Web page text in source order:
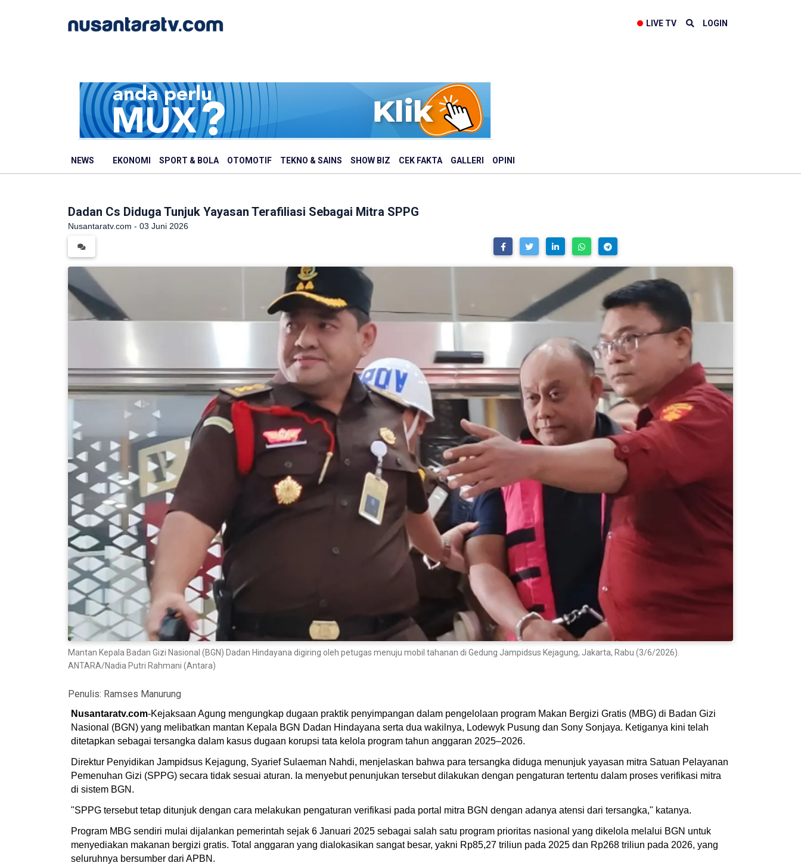
LIVE TV LOGIN
NEWS EKONOMI SPORT & BOLA OTOMOTIF TEKNO & SAINS SHOW BIZ CEK FAKTA GALLERI OPINI
Dadan Cs Diduga Tunjuk Yayasan Terafiliasi Sebagai Mitra SPPG
Nusantaratv.com - 03 Juni 2026
Mantan Kepala Badan Gizi Nasional (BGN) Dadan Hindayana digiring oleh petugas menuju mobil tahanan di Gedung Jampidsus Kejagung, Jakarta, Rabu (3/6/2026).
ANTARA/Nadia Putri Rahmani (Antara)
Penulis: Ramses Manurung
Nusantaratv.com-Kejaksaan Agung mengungkap dugaan praktik penyimpangan dalam pengelolaan program Makan Bergizi Gratis (MBG) di Badan Gizi
Nasional (BGN) yang melibatkan mantan Kepala BGN Dadan Hindayana serta dua wakilnya, Lodewyk Pusung dan Sony Sonjaya. Ketiganya kini telah
ditetapkan sebagai tersangka dalam kasus dugaan korupsi tata kelola program tahun anggaran 2025–2026.
Direktur Penyidikan Jampidsus Kejagung, Syarief Sulaeman Nahdi, menjelaskan bahwa para tersangka diduga menunjuk yayasan mitra Satuan Pelayanan
Pemenuhan Gizi (SPPG) secara tidak sesuai aturan. Ia menyebut penunjukan tersebut dilakukan dengan pengaturan tertentu dalam proses verifikasi mitra
di sistem BGN.
"SPPG tersebut tetap ditunjuk dengan cara melakukan pengaturan verifikasi pada portal mitra BGN dengan adanya atensi dari tersangka," katanya.
Program MBG sendiri mulai dijalankan pemerintah sejak 6 Januari 2025 sebagai salah satu program prioritas nasional yang dikelola melalui BGN untuk
menyediakan makanan bergizi gratis. Total anggaran yang dialokasikan sangat besar, yakni Rp85,27 triliun pada 2025 dan Rp268 triliun pada 2026, yang
seluruhnya bersumber dari APBN.